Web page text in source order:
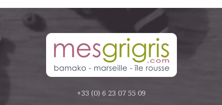
+33 (0) 6 23 07 55 09